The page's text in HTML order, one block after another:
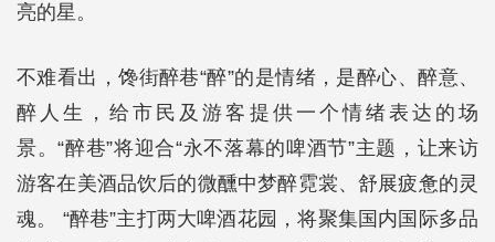
亮的星。
不难看出，馋街醉巷“醉”的是情绪，是醉心、醉意、
醉人生，给市民及游客提供一个情绪表达的场
景。“醉巷”将迎合“永不落幕的啤酒节”主题，让来访
游客在美酒品饮后的微醺中梦醉霓裳、舒展疲惫的灵
魂。 “醉巷”主打两大啤酒花园，将聚集国内国际多品